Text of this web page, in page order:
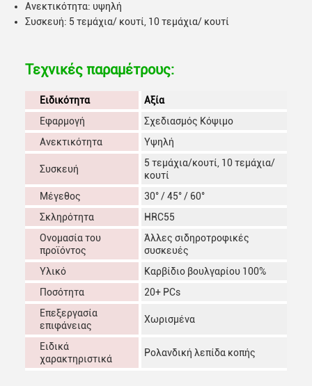
Ανεκτικότητα: υψηλή
Συσκευή: 5 τεμάχια/ κουτί, 10 τεμάχια/ κουτί
Τεχνικές παραμέτρους:
Ειδικότητα
Αξία
Εφαρμογή
Σχεδιασμός Κόψιμο
Ανεκτικότητα
Υψηλή
Συσκευή
5 τεμάχια/κουτί, 10 τεμάχια/
κουτί
Μέγεθος
30° / 45° / 60°
Σκληρότητα
HRC55
Ονομασία του
προϊόντος
Άλλες σιδηροτροφικές
συσκευές
Υλικό
Καρβίδιο βουλγαρίου 100%
Ποσότητα
20+ PCs
Επεξεργασία
επιφάνειας
Χωρισμένα
Ειδικά
χαρακτηριστικά
Ρολανδική λεπίδα κοπής